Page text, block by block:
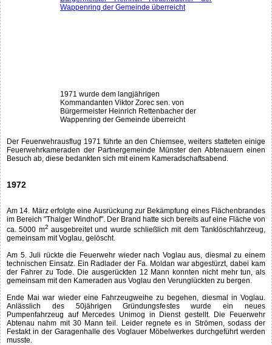
1971 wurde dem langjährigen
Kommandanten Viktor Zorec sen. von
Bürgermeister Heinrich Rettenbacher der
Wappenring der Gemeinde überreicht
Der Feuerwehrausflug 1971 führte an den Chiemsee, weiters statteten einige
Feuerwehrkameraden der Partnergemeinde Münster den Abtenauern einen
Besuch ab, diese bedankten sich mit einem Kameradschaftsabend.
1972
Am 14. März erfolgte eine Ausrückung zur Bekämpfung eines Flächenbrandes
im Bereich "Thalger Windhof". Der Brand hatte sich bereits auf eine Fläche von
ca. 5000 m2 ausgebreitet und wurde schließlich mit dem Tanklöschfahrzeug,
gemeinsam mit Voglau, gelöscht.
Am 5. Juli rückte die Feuerwehr wieder nach Voglau aus, diesmal zu einem
technischen Einsatz. Ein Radlader der Fa. Moldan war abgestürzt, dabei kam
der Fahrer zu Tode. Die ausgerückten 12 Mann konnten nicht mehr tun, als
gemeinsam mit den Kameraden aus Voglau den Verunglückten zu bergen.
Ende Mai war wieder eine Fahrzeugweihe zu begehen, diesmal in Voglau.
Anlässlich des 50jährigen Gründungsfestes wurde ein neues
Pumpenfahrzeug auf Mercedes Unimog in Dienst gestellt. Die Feuerwehr
Abtenau nahm mit 30 Mann teil. Leider regnete es in Strömen, sodass der
Festakt in der Garagenhalle des Voglauer Möbelwerkes durchgeführt werden
musste.